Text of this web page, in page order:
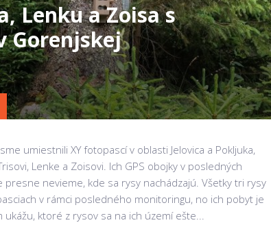
Lenku a Zoisa s
Gorenjskej
umiestnili XY fotopascí v oblasti Jelovica a Pokljuka,
Lenke a Zoisovi. Ich GPS obojky v posledných
nevieme, kde sa rysy nachádzajú. Všetky tri rysy
v rámci posledného monitoringu, no ich pobyt je
ktoré z rysov sa na ich území ešte...